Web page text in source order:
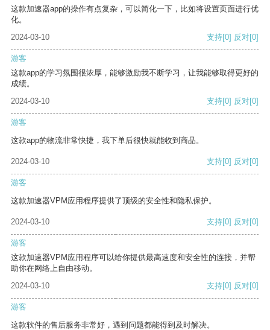
这款加速器app的操作有点复杂，可以简化一下，比如将设置页面进行优
化。
2024-03-10
支持[0] 反对[0]
游客
这款app的学习氛围很浓厚，能够激励我不断学习，让我能够取得更好的
成绩。
2024-03-10
支持[0] 反对[0]
游客
这款app的物流非常快捷，我下单后很快就能收到商品。
2024-03-10 支持[0] 反对[0]
游客
这款加速器VPM应用程序提供了顶级的安全性和隐私保护。
2024-03-10 支持[0] 反对[0]
游客
这款加速器VPM应用程序可以给你提供最高速度和安全性的连接，并帮
助你在网络上自由移动。
2024-03-10
支持[0] 反对[0]
游客
这款软件的售后服务非常好，遇到问题都能得到及时解决。